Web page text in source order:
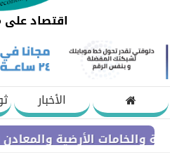
اقتصاد على
الأخبار
الأرضية والمعادن النادرة